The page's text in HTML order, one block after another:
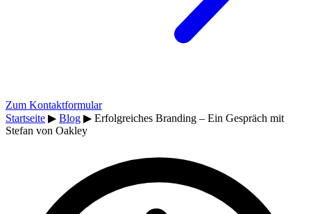
Zum Kontaktformular
Startseite ▶ Blog ▶ Erfolgreiches Branding – Ein Gespräch mit
Stefan von Oakley